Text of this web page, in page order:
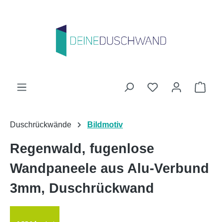
Du hast 0
Duschrückwände Bildmotiv
Regenwald, fugenlose
Wandpaneele aus Alu-Verbund
3mm, Duschrückwand